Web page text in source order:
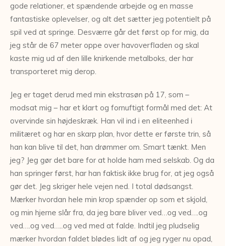
gode relationer, et spændende arbejde og en masse
fantastiske oplevelser, og alt det sætter jeg potentielt på
spil ved at springe. Desværre går det først op for mig, da
jeg står de 67 meter oppe over havoverfladen og skal
kaste mig ud af den lille knirkende metalboks, der har
transporteret mig derop.
Jeg er taget derud med min ekstrasøn på 17, som –
modsat mig – har et klart og fornuftigt formål med det: At
overvinde sin højdeskræk. Han vil ind i en eliteenhed i
militæret og har en skarp plan, hvor dette er første trin, så
han kan blive til det, han drømmer om. Smart tænkt. Men
jeg? Jeg gør det bare for at holde ham med selskab. Og da
han springer først, har han faktisk ikke brug for, at jeg også
gør det. Jeg skriger hele vejen ned. I total dødsangst.
Mærker hvordan hele min krop spænder op som et skjold,
og min hjerne slår fra, da jeg bare bliver ved…og ved….og
ved….og ved…..og ved med at falde. Indtil jeg pludselig
mærker hvordan faldet blødes lidt af og jeg ryger nu opad,